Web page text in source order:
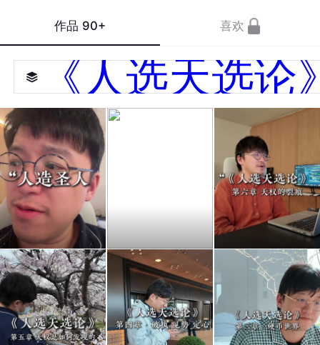
作品 90+ 喜欢
《人选天选论
人因
为会
以送
礼之
《人
选天